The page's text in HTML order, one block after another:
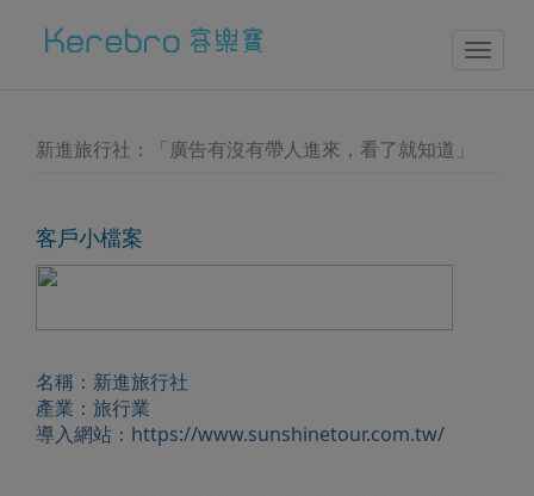
新進旅行社：「廣告有沒有帶人進來，看了就知道」
客戶小檔案
名稱：新進旅行社
產業：旅行業
導入網站： https://www.sunshinetour.com.tw/